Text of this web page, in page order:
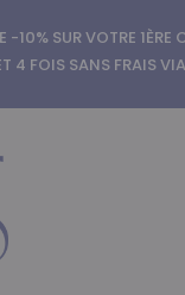
-10% SUR VOTRE 1ÈRE
4 FOIS SANS FRAIS